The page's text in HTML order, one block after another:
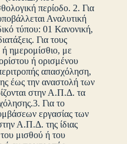
περίοδο. 2. Για
Αναλυτική
τύπου: 01 Κανονική,
Για τους
ημερομίσθιο, με
ή ορισμένου
απασχόληση,
έως την αναστολή των
στην Α.Π.Δ. τα
Για το
εργασίας των
Α.Π.Δ. της ίδιας
του μισθού ή του